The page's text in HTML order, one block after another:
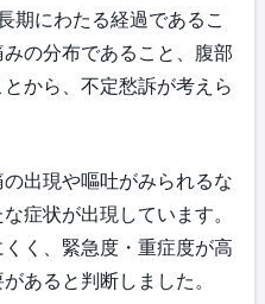
期にわたる経過であるこ
の分布であること、腹部
から、不定愁訴が考えら
出現や嘔吐がみられるな
症状が出現しています。
く、緊急度・重症度が高
あると判断しました。